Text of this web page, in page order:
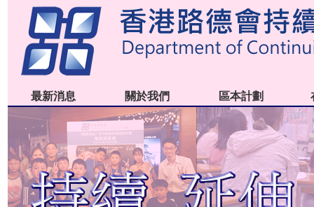
最新消息 關於我們 區本計劃